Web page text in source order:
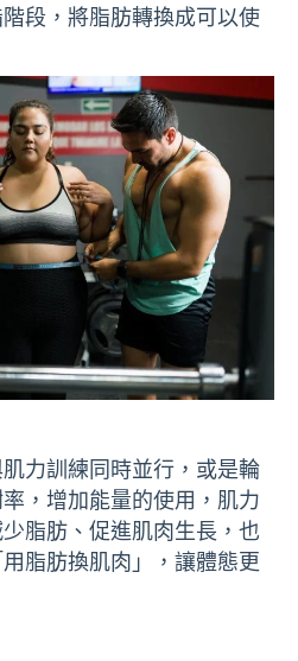
段，將脂肪轉換成可以使
力訓練同時並行，或是輪
，增加能量的使用，肌力
脂肪、促進肌肉生長，也
脂肪換肌肉」，讓體態更